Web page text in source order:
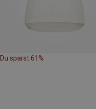
Du sparst 61%